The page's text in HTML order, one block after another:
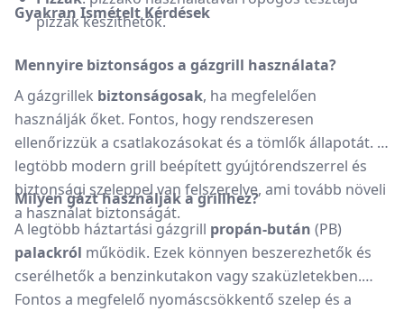
pizzák készíthetők.
Gyakran Ismételt Kérdések
Mennyire biztonságos a gázgrill használata?
A gázgrillek biztonságosak, ha megfelelően
használják őket. Fontos, hogy rendszeresen
ellenőrizzük a csatlakozásokat és a tömlők állapotát. A
legtöbb modern grill beépített gyújtórendszerrel és
biztonsági szeleppel van felszerelve, ami tovább növeli
a használat biztonságát.
Milyen gázt használjak a grillhez?
A legtöbb háztartási gázgrill propán-bután (PB)
palackról működik. Ezek könnyen beszerezhetők és
cserélhetők a benzinkutakon vagy szaküzletekben.
Fontos a megfelelő nyomáscsökkentő szelep és a